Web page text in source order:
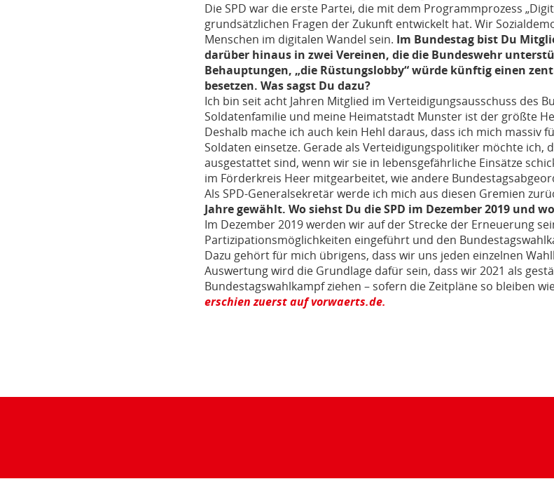
Die SPD war die erste Partei, die mit dem Programmprozess
grundsätzlichen Fragen der Zukunft entwickelt hat. Wir
Menschen im digitalen Wandel sein. Im Bundestag bist Du
darüber hinaus in zwei Vereinen, die die Bundeswehr
Behauptungen, „die Rüstungslobby“ würde künftig einen
besetzen. Was sagst Du dazu?
Ich bin seit acht Jahren Mitglied im Verteidigungsausschuss des
Soldatenfamilie und meine Heimatstadt Munster ist der größte
Deshalb mache ich auch kein Hehl daraus, dass ich mich massiv
Soldaten einsetze. Gerade als Verteidigungspolitiker möchte ich,
ausgestattet sind, wenn wir sie in lebensgefährliche Einsätze
im Förderkreis Heer mitgearbeitet, wie andere
Als SPD-Generalsekretär werde ich mich aus diesen Gremien
Jahre gewählt. Wo siehst Du die SPD im Dezember 2019 und
Im Dezember 2019 werden wir auf der Strecke der Erneuerung
Partizipationsmöglichkeiten eingeführt und den
Dazu gehört für mich übrigens, dass wir uns jeden einzelnen
Auswertung wird die Grundlage dafür sein, dass wir 2021 als
Bundestagswahlkampf ziehen – sofern die Zeitpläne so bleiben
erschien zuerst auf vorwaerts.de.
Seite: